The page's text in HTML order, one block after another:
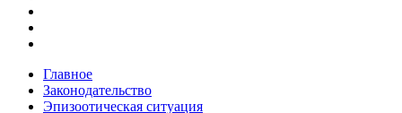
Главное
Законодательство
Эпизоотическая ситуация